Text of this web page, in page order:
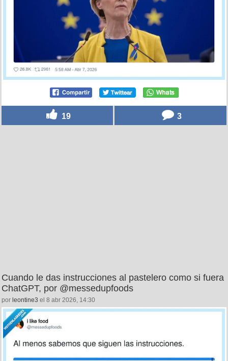
19 3
Cuando le das instrucciones al pastelero como si fuera
ChatGPT, por @messedupfoods
por leontine3 el 8 abr 2026, 14:30